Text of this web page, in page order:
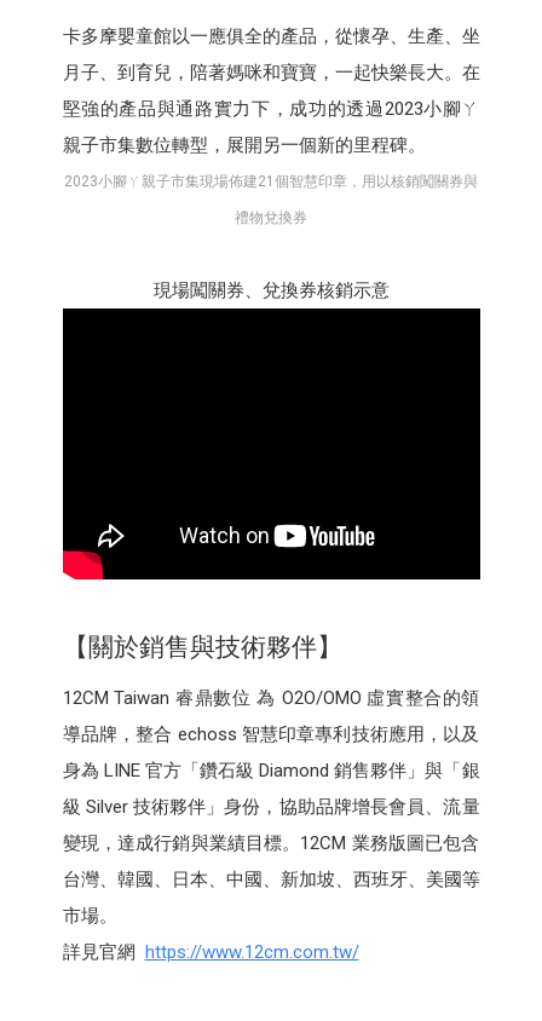
卡多摩嬰童館以一應俱全的產品，從懷孕、生產、坐
月子、到育兒，陪著媽咪和寶寶，一起快樂長大。在
堅強的產品與通路實力下，成功的透過2023小腳ㄚ
親子市集數位轉型，展開另一個新的里程碑。
2023小腳ㄚ親子市集現場佈建21個智慧印章，用以核銷闖關券與
禮物兌換券
現場闖關券、兌換券核銷示意
【關於銷售與技術夥伴】
12CM Taiwan 睿鼎數位 為 O2O/OMO 虛實整合的領
導品牌，整合 echoss 智慧印章專利技術應用，以及
身為 LINE 官方「鑽石級 Diamond 銷售夥伴」與「銀
級 Silver 技術夥伴」身份，協助品牌增長會員、流量
變現，達成行銷與業績目標。12CM 業務版圖已包含
台灣、韓國、日本、中國、新加坡、西班牙、美國等
市場。
詳見官網 https://www.12cm.com.tw/